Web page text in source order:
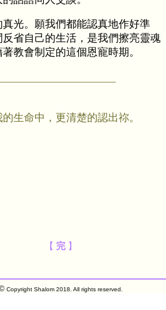
光。願我們都能認真地作好準
省自己的生活，是我們擦亮靈魂
教會制定的這個恩寵時期。
生命中，更清楚的認出祢。
【 完 】
Copyright Shalom 2018. All rights reserved.